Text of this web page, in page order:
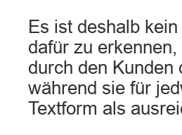
Es ist deshalb
dafür zu
durch den
während sie für
Textform als